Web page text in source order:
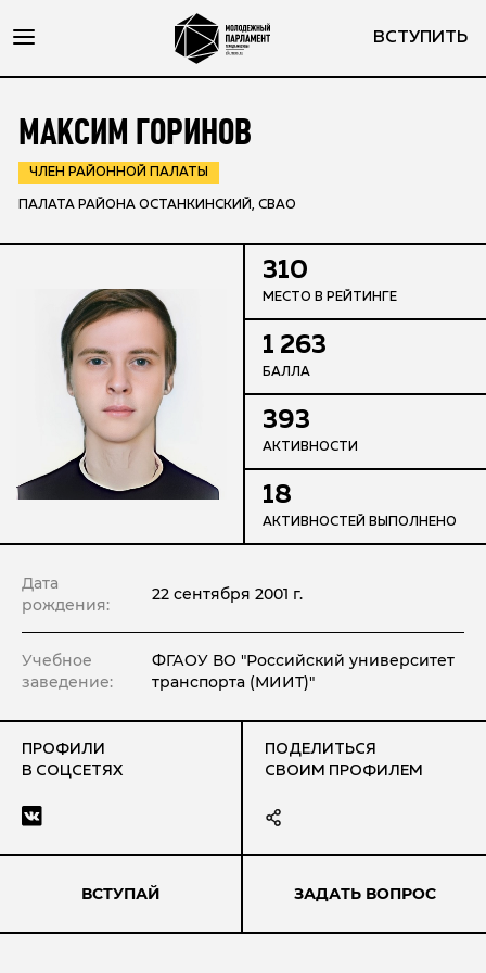
ВСТУПИТЬ
МАКСИМ ГОРИНОВ
ЧЛЕН РАЙОННОЙ ПАЛАТЫ
ПАЛАТА РАЙОНА ОСТАНКИНСКИЙ, СВАО
310
МЕСТО В РЕЙТИНГЕ
1 263
БАЛЛА
393
АКТИВНОСТИ
18
АКТИВНОСТЕЙ ВЫПОЛНЕНО
Дата
рождения:
22 сентября 2001 г.
Учебное
заведение:
ФГАОУ ВО "Российский университет
транспорта (МИИТ)"
ПРОФИЛИ
В СОЦСЕТЯХ
ПОДЕЛИТЬСЯ
СВОИМ ПРОФИЛЕМ
ВСТУПАЙ ЗАДАТЬ ВОПРОС